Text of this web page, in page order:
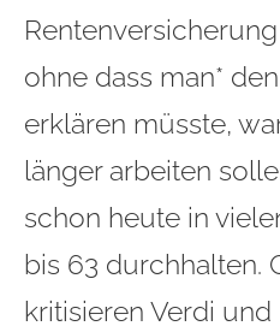
ohne dass man*
erklären müsste,
länger arbeiten
schon heute in
bis 63 durchhalten.
kritisieren Verdi